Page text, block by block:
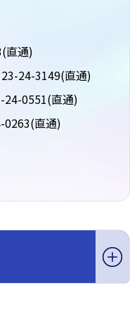
直通)
24-3149(直通)
24-0551(直通)
0263(直通)